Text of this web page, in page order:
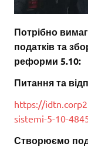
Потрібно
податків та
реформи 5.10:
Питання та
https://
sistemi-5-10-
Створюємо